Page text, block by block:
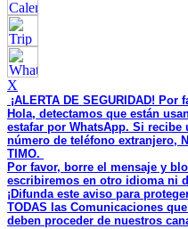
X
¡ALERTA DE SEGURIDAD! Por
Hola, detectamos que están
estafar por WhatsApp. Si
número de teléfono extranjero,
TIMO.
Por favor, borre el mensaje y
escribiremos en otro idioma ni
¡Difunda este aviso para
TODAS las Comunicaciones
deben proceder de nuestros